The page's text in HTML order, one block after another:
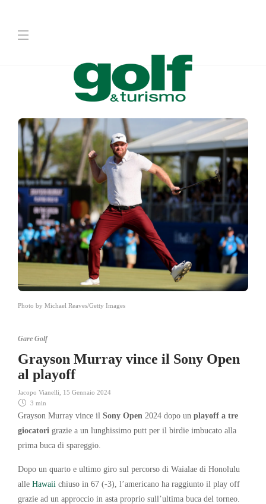
Photo by Michael Reaves/Getty Images
Gare Golf
Grayson Murray vince il Sony Open
al playoff
Jacopo Vianelli
15 Gennaio 2024
3 min
Grayson Murray vince il Sony Open 2024 dopo un playoff a tre
giocatori grazie a un lunghissimo putt per il birdie imbucato alla
prima buca di spareggio.
Dopo un quarto e ultimo giro sul percorso di Waialae di Honolulu
alle Hawaii chiuso in 67 (-3), l’americano ha raggiunto il play off
grazie ad un approccio in asta proprio sull’ultima buca del torneo.